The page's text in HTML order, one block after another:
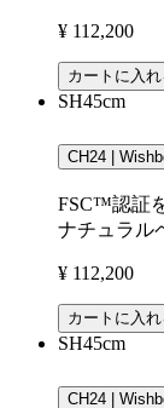
¥ 112,200
カートに入れ
SH45cm
CH24 |
FSC™認証
ナチュラル
¥ 112,200
カートに入れ
SH45cm
CH24 |